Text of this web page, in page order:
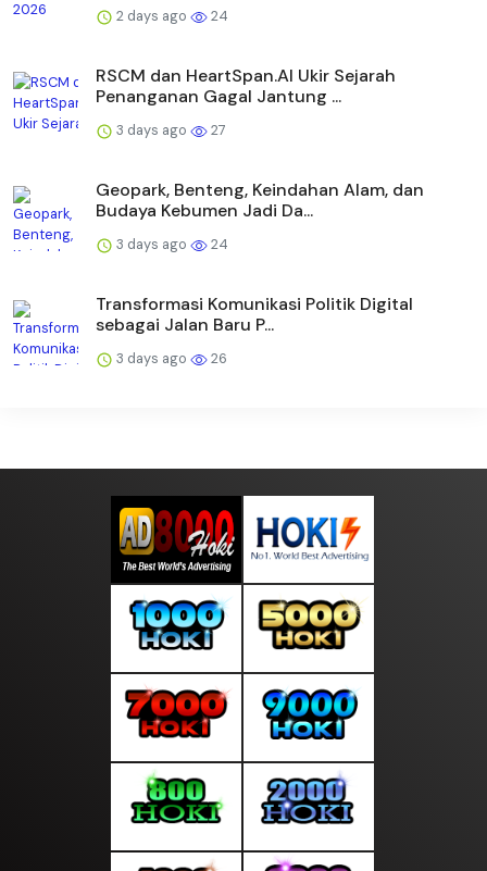
2 days ago 24
RSCM dan HeartSpan.AI Ukir Sejarah
Penanganan Gagal Jantung ...
3 days ago 27
Geopark, Benteng, Keindahan Alam, dan
Budaya Kebumen Jadi Da...
3 days ago 24
Transformasi Komunikasi Politik Digital
sebagai Jalan Baru P...
3 days ago 26